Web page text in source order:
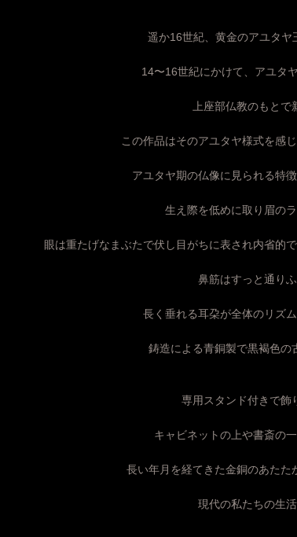
遥か16世紀、黄金のアユタヤ
14〜16世紀にかけて、アユタ
上座部仏教のもとで
この作品はそのアユタヤ様式を感
アユタヤ期の仏像に見られる特
生え際を低めに取り眉の
眼は重たげなまぶたで伏し目がちに表され内省的
鼻筋はすっと通り
長く垂れる耳朶が全体のリズ
鋳造による青銅製で黒褐色の
専用スタンド付きで飾
キャビネットの上や書斎の
長い年月を経てきた金銅のあたた
現代の私たちの生